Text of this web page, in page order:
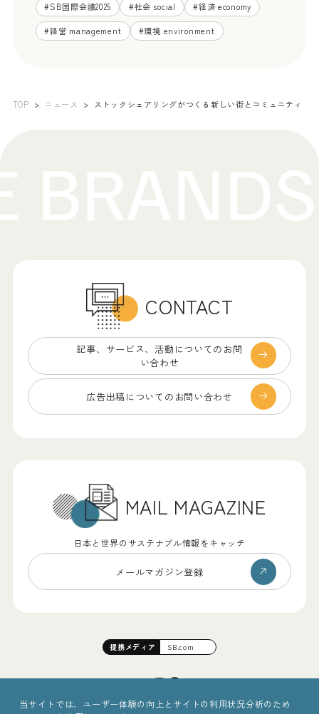
#SB国際会議2025 #社会 social #経済 economy
#経営 management #環境 environment
TOP ニュース ストックシェアリングがつくる新しい街とコミュニティ
CONTACT
記事、サービス、 活動についてのお問
い合わせ
広告出稿についての お問い合わせ
MAIL MAGAZINE
日本と世界のサステナブル情報をキャッチ
メールマガジン登録
提携メディア SB.com
当サイトでは、ユーザー体験の向上とサイトの利用状況分析のため